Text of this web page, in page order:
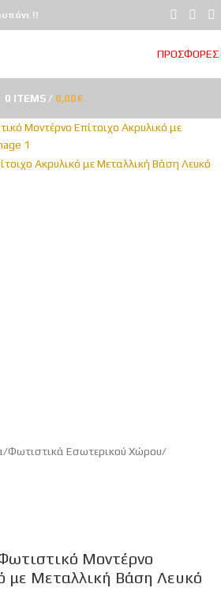
!!
ΠΡΟΣΦΟΡΕΣ
0 ITEMS / 0,00€
Φωτιστικά Εσωτερικού Χώρου
Μοντέρνο
με Μεταλλική Βάση Λευκό